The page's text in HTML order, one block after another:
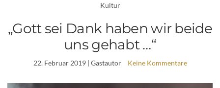
Kultur
„Gott sei Dank haben wir beide
uns gehabt …“
22. Februar 2019| Gastautor Keine Kommentare